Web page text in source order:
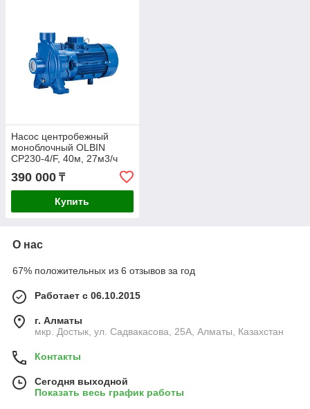
Насос центробежный
моноблочный OLBIN
CP230-4/F, 40м, 27м3/ч
390 000 ₸
Купить
О нас
67% положительных из 6 отзывов за год
Работает с 06.10.2015
г. Алматы
мкр. Достык, ул. Садвакасова, 25А, Алматы, Казахстан
Контакты
Сегодня выходной
Показать весь график работы